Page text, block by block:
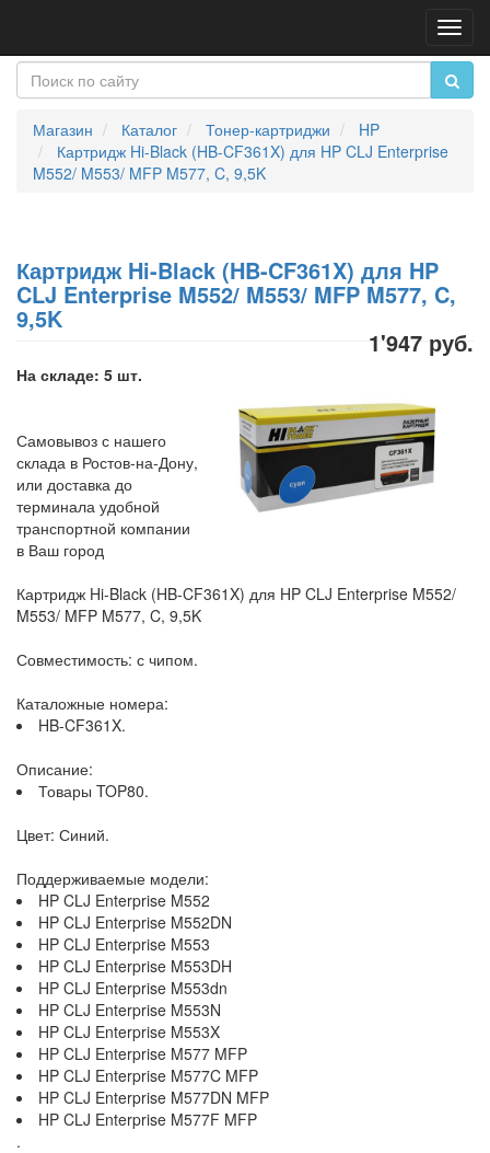
Магазин Каталог Тонер-картриджи
HP
Картридж Hi-Black (HB-CF361X) для HP CLJ Enterprise
M552/ M553/ MFP M577, C, 9,5K
Картридж Hi-Black (HB-CF361X) для HP
CLJ Enterprise M552/ M553/ MFP M577, C,
9,5K
1'947 руб.
На складе: 5 шт.
Самовывоз с нашего
склада в Ростов-на-Дону,
или доставка до
терминала удобной
транспортной компании
в Ваш город
Картридж Hi-Black (HB-CF361X) для HP CLJ Enterprise M552/
M553/ MFP M577, C, 9,5K
Совместимость: с чипом.
Каталожные номера:
HB-CF361X.
Описание:
Товары TOP80.
Цвет: Синий.
Поддерживаемые модели:
HP CLJ Enterprise M552
HP CLJ Enterprise M552DN
HP CLJ Enterprise M553
HP CLJ Enterprise M553DH
HP CLJ Enterprise M553dn
HP CLJ Enterprise M553N
HP CLJ Enterprise M553X
HP CLJ Enterprise M577 MFP
HP CLJ Enterprise M577C MFP
HP CLJ Enterprise M577DN MFP
HP CLJ Enterprise M577F MFP
.